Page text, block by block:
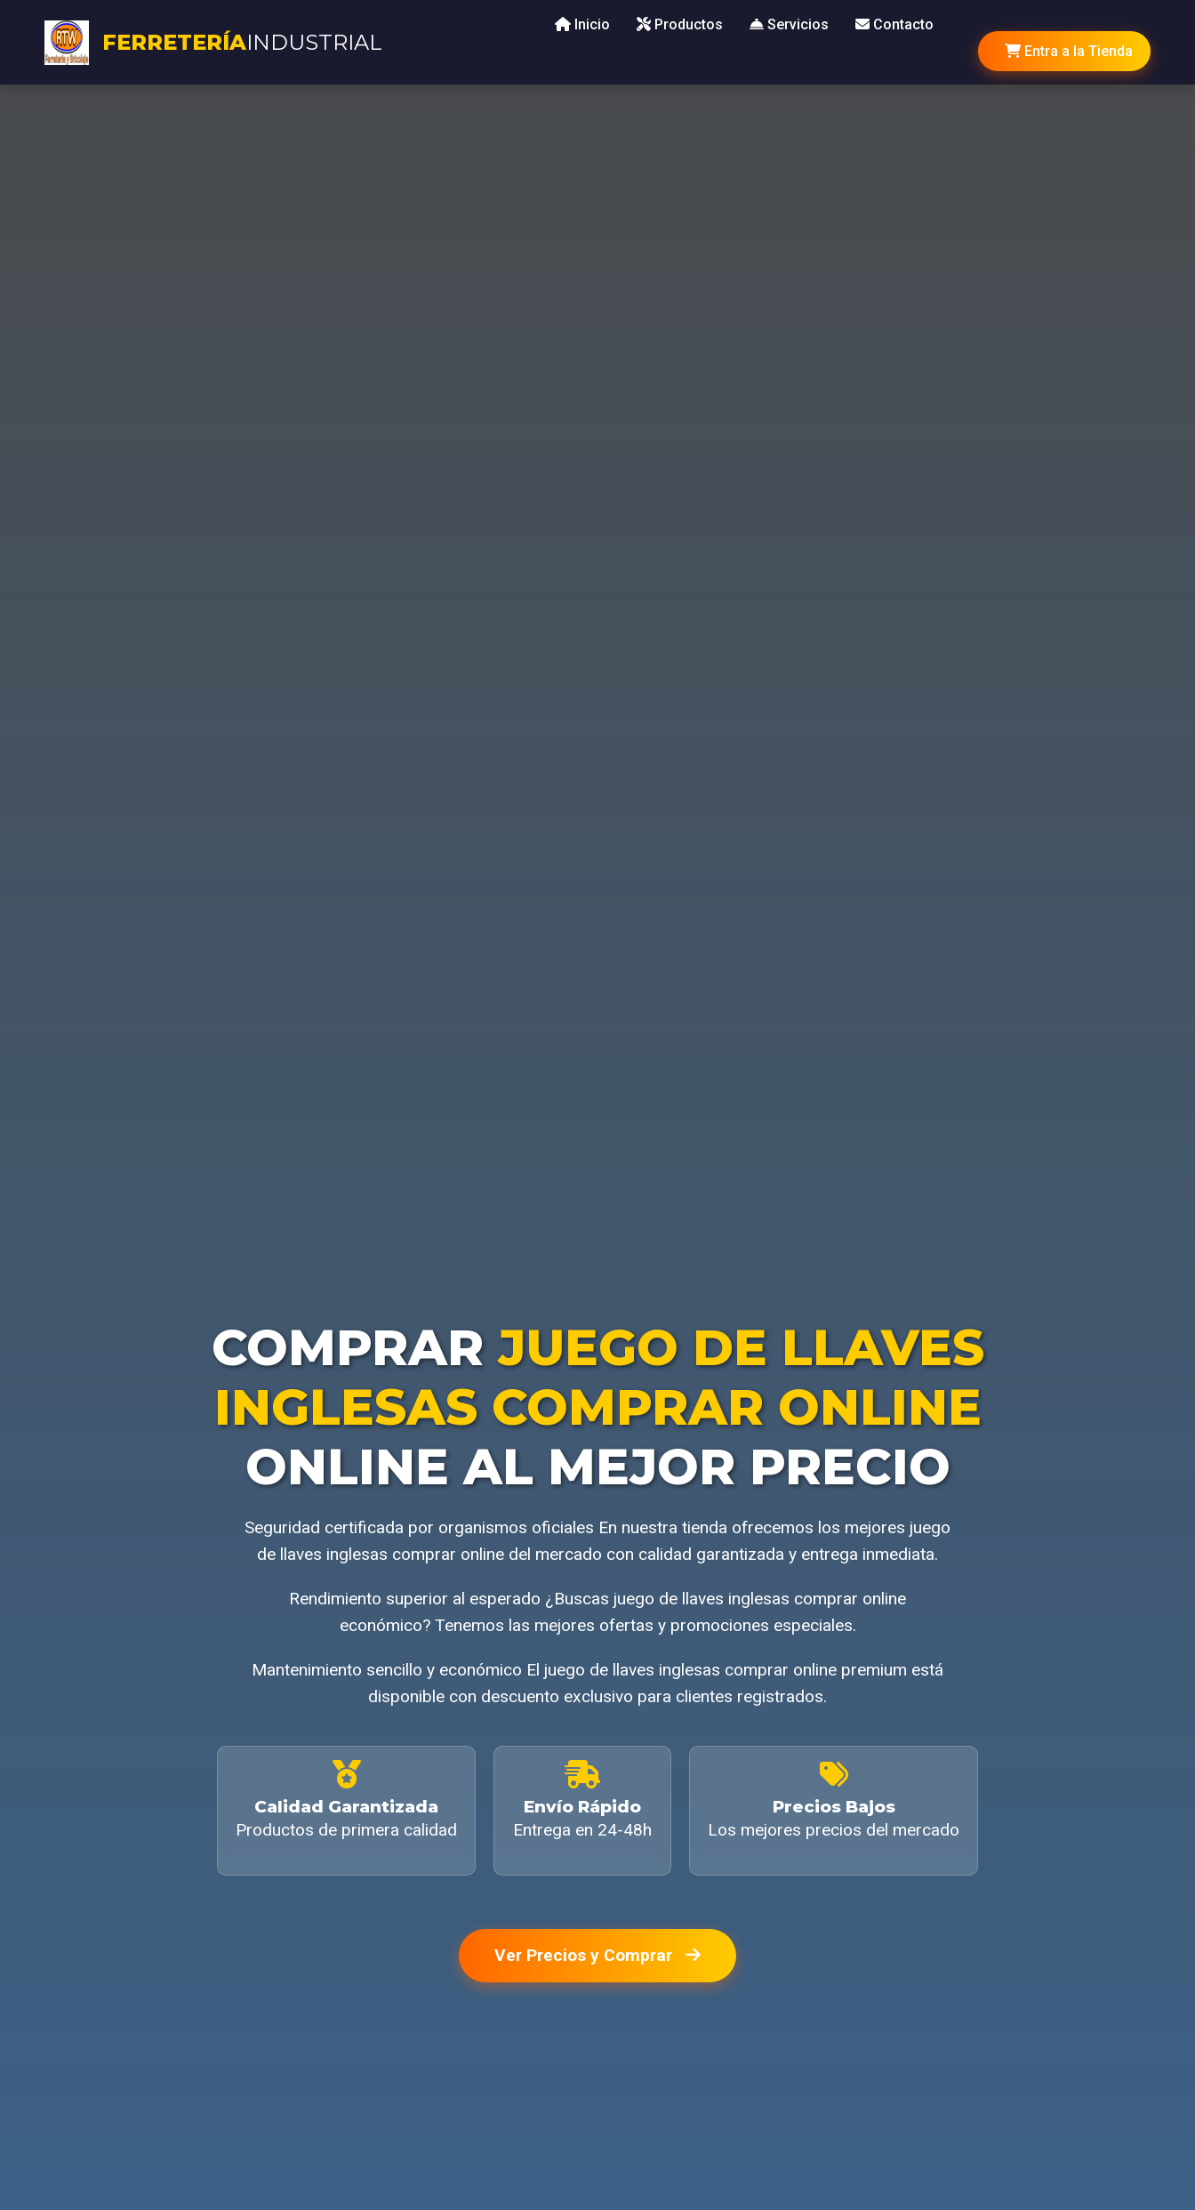
FERRETERÍAINDUSTRIAL
Inicio Productos Servicios
Contacto
Entra a la Tienda
COMPRARJUEGO DE LLAVES
INGLESAS COMPRAR ONLINE
ONLINE AL MEJOR PRECIO
Seguridad certificada por organismos oficiales En nuestra tienda ofrecemos los mejores juego
de llaves inglesas comprar online del mercado con calidad garantizada y entrega inmediata.
Rendimiento superior al esperado ¿Buscas juego de llaves inglesas comprar online
económico? Tenemos las mejores ofertas y promociones especiales.
Mantenimiento sencillo y económico El juego de llaves inglesas comprar online premium está
disponible con descuento exclusivo para clientes registrados.
Calidad Garantizada
Productos de primera calidad
Envío Rápido
Entrega en 24-48h
Precios Bajos
Los mejores precios del mercado
Ver Precios y Comprar